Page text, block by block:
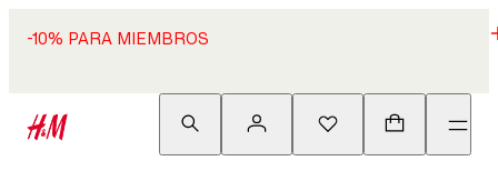
-10% PARA MIEMBROS